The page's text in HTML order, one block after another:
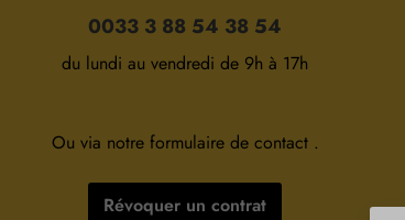
0033 3 88 54 38 54
du lundi au vendredi de 9h à 17h
Ou via notre formulaire de contact .
Révoquer un contrat